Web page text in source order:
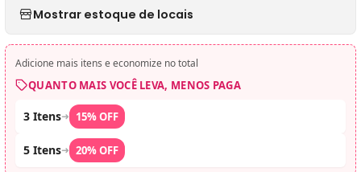
Mostrar estoque de locais
Adicione mais itens e economize no total
QUANTO MAIS VOCÊ LEVA, MENOS PAGA
3 Itens➜ 15% OFF
5 Itens➜ 20% OFF